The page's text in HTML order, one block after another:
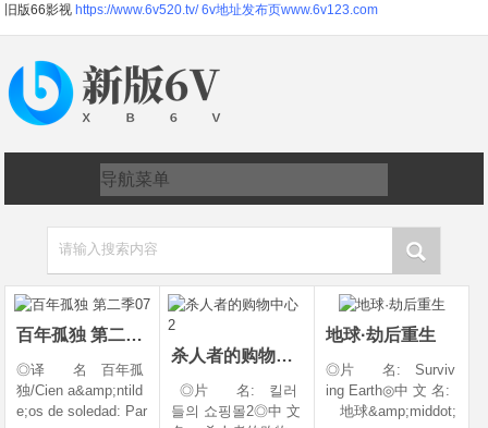
旧版66影视 https://www.6v520.tv/ 6v地址发布页www.6v123.com
请输入搜索内容
百年孤独 第二季07
◎译 名 百年孤
独/Cien a&amp;ntild
e;os de soledad: Par
杀人者的购物中心2
◎片 名: 킬러
들의 쇼핑몰2◎中 文
地球·劫后重生
◎片 名: Surviv
ing Earth◎中 文 名:
地球&amp;middot;